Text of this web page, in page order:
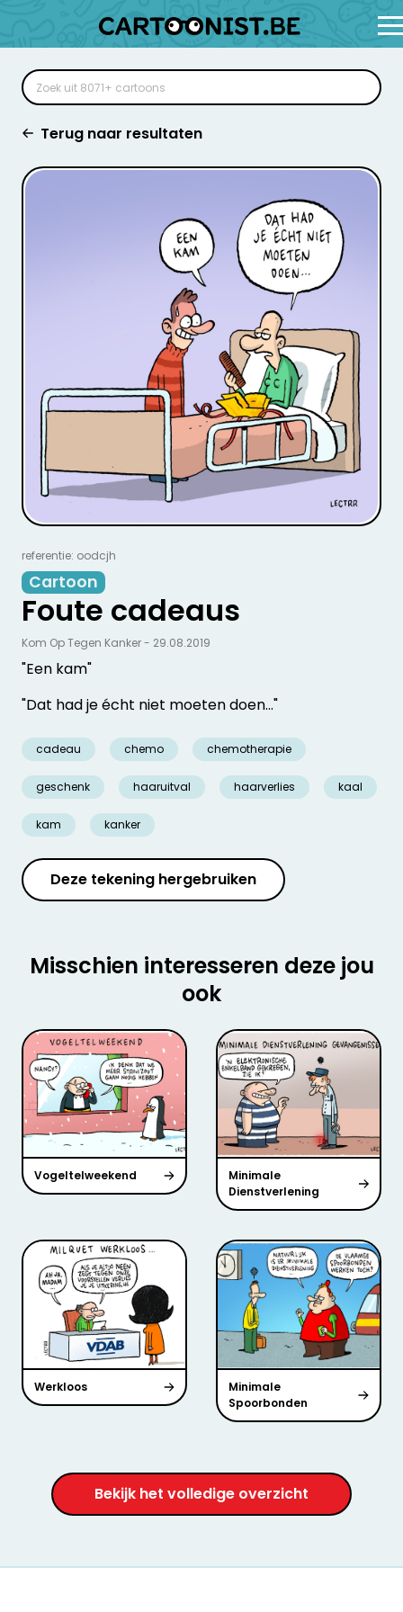
Terug naar resultaten
referentie: oodcjh
Cartoon
Foute cadeaus
"Een kam"
"Dat had je écht niet moeten doen..."
cadeau chemo chemotherapie
geschenk haaruitval haarverlies kaal
kam kanker
Kom Op Tegen Kanker - 29.08.2019
Deze tekening hergebruiken
Misschien interesseren deze jou
ook
Vogeltelweekend
Minimale
Dienstverlening
Werkloos
Minimale
Spoorbonden
Bekijk het volledige overzicht